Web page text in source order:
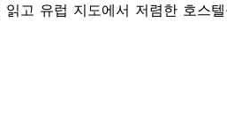
고 유럽 지도에서 저렴한 호스